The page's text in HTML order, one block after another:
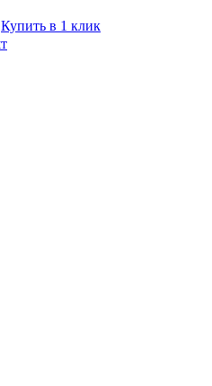
Купить в 1 клик